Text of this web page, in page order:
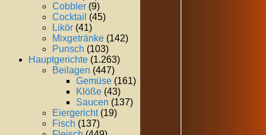
Cobbler (9)
Cocktail (45)
Likör (41)
Mixgetränke (142)
Punsch (103)
Hauptgerichte (1.263)
Beilagen (447)
Gemüse (161)
Klöße (43)
Saucen (137)
Eiergericht(19)
Fisch (137)